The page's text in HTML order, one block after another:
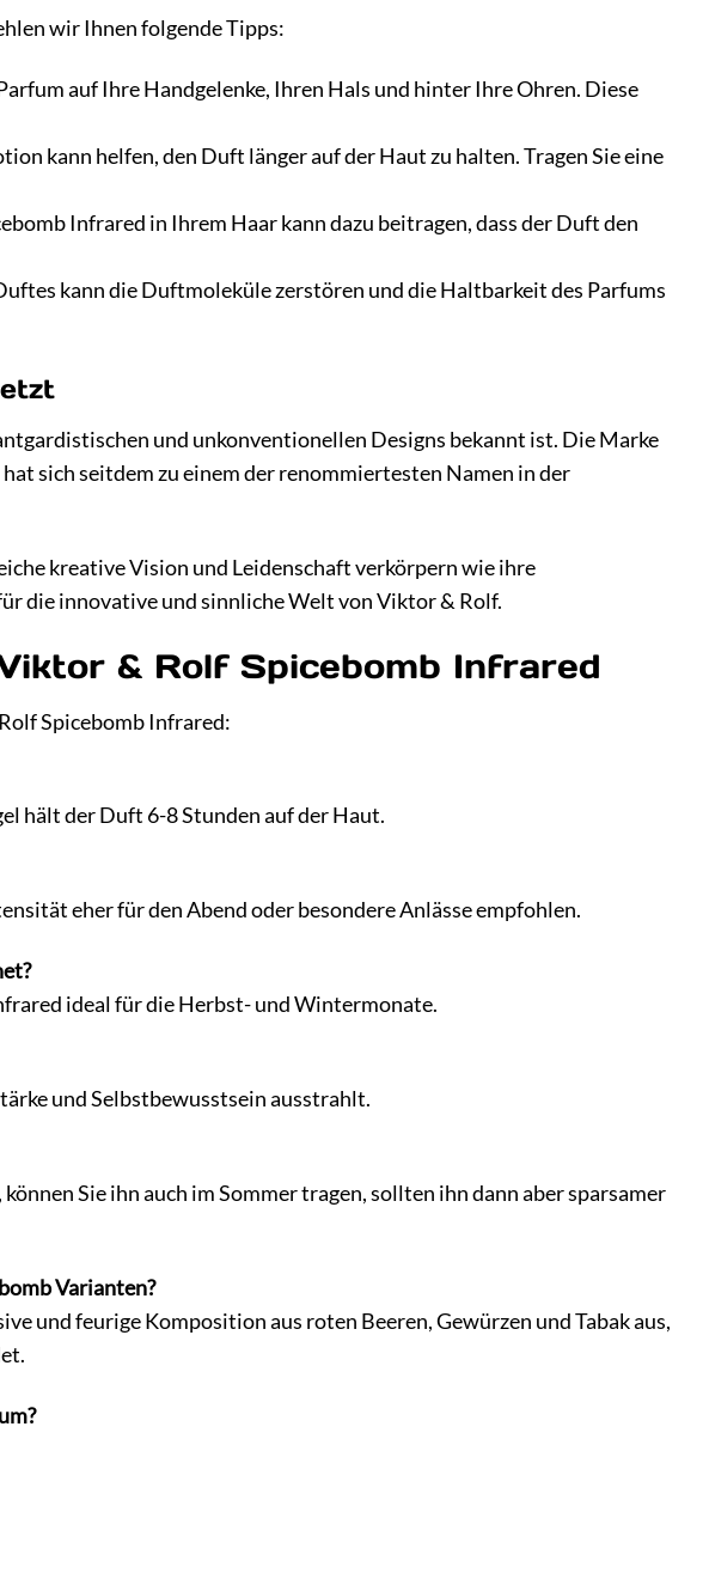
wir Ihnen folgende Tipps:
auf Ihre Handgelenke, Ihren Hals und hinter Ihre Ohren. Diese
kann helfen, den Duft länger auf der Haut zu halten. Tragen Sie eine
Infrared in Ihrem Haar kann dazu beitragen, dass der Duft den
kann die Duftmoleküle zerstören und die Haltbarkeit des Parfums
und unkonventionellen Designs bekannt ist. Die Marke
sich seitdem zu einem der renommiertesten Namen in der
kreative Vision und Leidenschaft verkörpern wie ihre
die innovative und sinnliche Welt von Viktor & Rolf.
& Rolf Spicebomb Infrared
Spicebomb Infrared:
hält der Duft 6-8 Stunden auf der Haut.
eher für den Abend oder besondere Anlässe empfohlen.
ideal für die Herbst- und Wintermonate.
und Selbstbewusstsein ausstrahlt.
Sie ihn auch im Sommer tragen, sollten ihn dann aber sparsamer
Varianten?
und feurige Komposition aus roten Beeren, Gewürzen und Tabak aus,